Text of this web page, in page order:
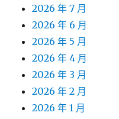
2026 年 7 月
2026 年 6 月
2026 年 5 月
2026 年 4 月
2026 年 3 月
2026 年 2 月
2026 年 1 月